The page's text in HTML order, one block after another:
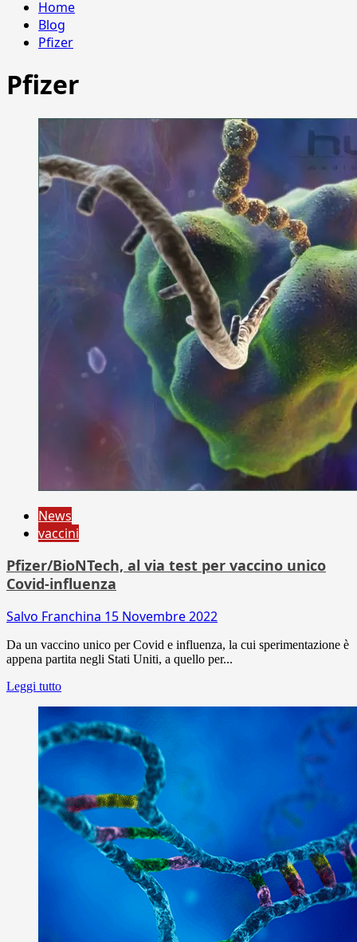
Home
Blog
Pfizer
Pfizer
News
vaccini
Pfizer/BioNTech, al via test per vaccino unico
Covid-influenza
Salvo Franchina 15 Novembre 2022
Da un vaccino unico per Covid e influenza, la cui sperimentazione è
appena partita negli Stati Uniti, a quello per...
Leggi tutto